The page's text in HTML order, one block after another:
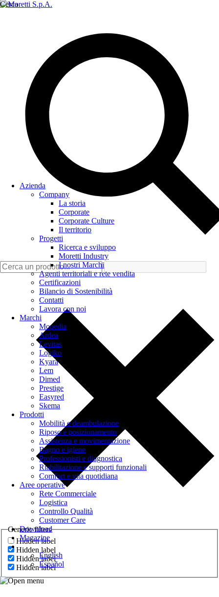
Cerca
Generic filters
Hidden label
Hidden label
Hidden label
Hidden label
Azienda
Company
La storia
Corporate
Corporate Culture
Il territorio
Progetti
Ricerca e sviluppo
Moretti Industry
I nostri Marchi
Agenti territoriali e rete vendita
Certificazioni
Bilancio di Sostenibilità
Contatti
Lavora con noi
Marchi
Mopedia
Ardea
Levitas
Logiko
Kyara
Lem
Dimed
Prestige
Easyred
Skema
Prodotti
Mobilità e deambulazione
Riposo e posizionamento
Assistenza e movimentazione
Bagno e igiene
Professionisti e diagnostica
Riabilitazione e supporti funzionali
Comfort e vita quotidiana
Aree operative
Rete Commerciale
Logistica
Controllo Qualità
Customer Care
Download
Magazine
English
Español